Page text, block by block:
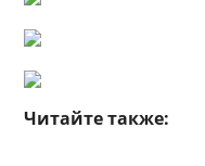
Читайте также: